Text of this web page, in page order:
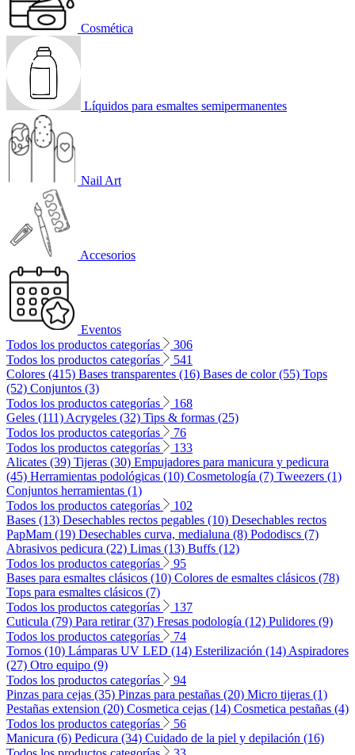
Cosmética
Líquidos para esmaltes semipermanentes
Nail Art
Accesorios
Eventos
Todos los productos categorías
306
Todos los productos categorías
541
Colores (415) Bases transparentes (16) Bases de color (55) Tops
(52) Conjuntos (3)
Todos los productos categorías
168
Geles (111) Acrygeles (32) Tips & formas (25)
Todos los productos categorías
76
Todos los productos categorías
133
Alicates (39) Tijeras (30) Empujadores para manicura y pedicura
(45) Herramientas podológicas (10) Cosmetología (7) Tweezers (1)
Conjuntos herramientas (1)
Todos los productos categorías
102
Bases (13) Desechables rectos pegables (10) Desechables rectos
PapMam (19) Desechables curva, medialuna (8) Pododiscs (7)
Abrasivos pedicura (22) Limas (13) Buffs (12)
Todos los productos categorías
95
Bases para esmaltes clásicos (10) Colores de esmaltes clásicos (78)
Tops para esmaltes clásicos (7)
Todos los productos categorías
137
Cuticula (79) Para retirar (37) Fresas podología (12) Pulidores (9)
Todos los productos categorías
74
Tornos (10) Lámparas UV LED (14) Esterilización (14) Aspiradores
(27) Otro equipo (9)
Todos los productos categorías
94
Pinzas para cejas (35) Pinzas para pestañas (20) Micro tijeras (1)
Pestañas extension (20) Cosmetica cejas (14) Cosmetica pestañas (4)
Todos los productos categorías
56
Manicura (6) Pedicura (34) Cuidado de la piel y depilación (16)